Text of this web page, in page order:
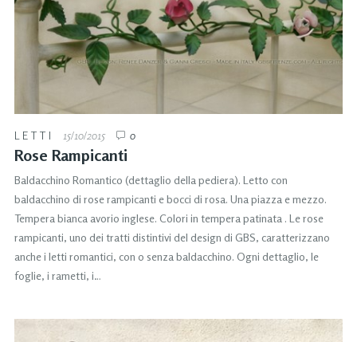
LETTI 15/10/2015 0
Rose Rampicanti
Baldacchino Romantico (dettaglio della pediera). Letto con
baldacchino di rose rampicanti e bocci di rosa. Una piazza e mezzo.
Tempera bianca avorio inglese. Colori in tempera patinata . Le rose
rampicanti, uno dei tratti distintivi del design di GBS, caratterizzano
anche i letti romantici, con o senza baldacchino. Ogni dettaglio, le
foglie, i rametti, i…